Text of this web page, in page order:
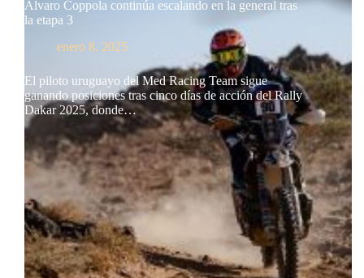
Álvaro Coppola continúa escalando en la general tras
la etapa 3
enero 8, 2025
El piloto uruguayo del Med Racing Team sigue
ganando posiciones tras cinco días de acción del Rally
Dakar 2025, donde…